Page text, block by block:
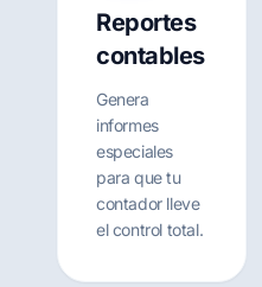
Reportes
contables
Genera
informes
especiales
para que tu
contador lleve
el control total.